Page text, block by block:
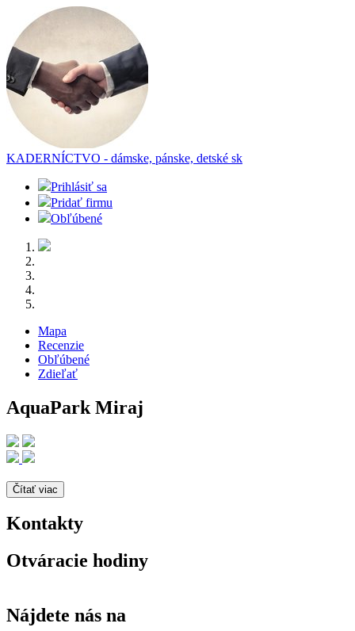
KADERNÍCTVO - dámske, pánske, detské sk
Prihlásiť sa
Pridať firmu
Obľúbené
Mapa
Recenzie
Obľúbené
Zdieľať
AquaPark Miraj
Čítať viac
Kontakty
Otváracie hodiny
Nájdete nás na